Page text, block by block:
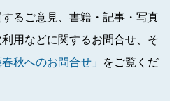
るご意見、書籍・記事・写真
用などに関するお問合せ、そ
春秋へのお問合せ」
をご覧くだ